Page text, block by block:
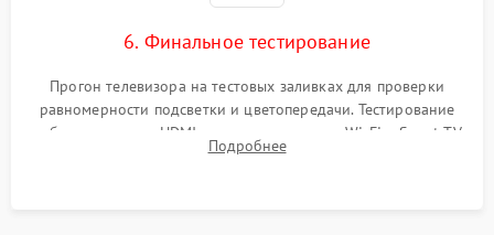
6. Финальное тестирование
Прогон телевизора на тестовых заливках для проверки
равномерности подсветки и цветопередачи. Тестирование
работы разъемов HDMI, динамиков, модуля Wi-Fi и Smart TV
в рабочем режиме в течение нескольких часов.
Подробнее